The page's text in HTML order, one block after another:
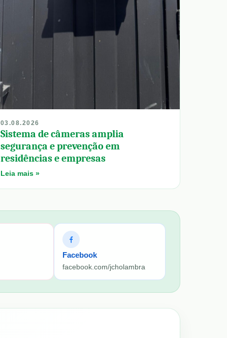
03.08.2026
Sistema de câmeras amplia
segurança e prevenção em
residências e empresas
Leia mais »
Facebook
facebook.com/jcholambra